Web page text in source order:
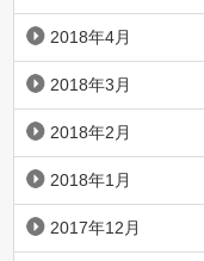
2018年4月
2018年3月
2018年2月
2018年1月
2017年12月